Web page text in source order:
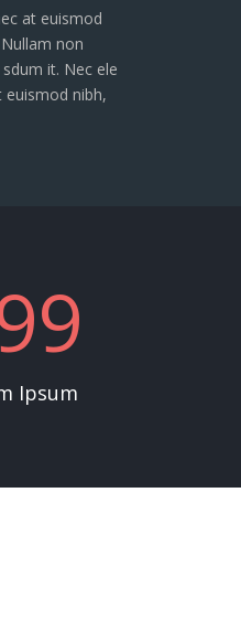
at euismod
non
it. Nec ele
nibh,
Ipsum